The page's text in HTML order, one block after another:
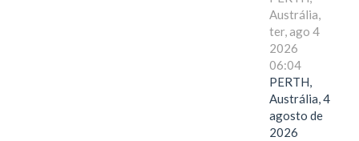
Austrália,
ter, ago 4
2026
06:04
PERTH,
Austrália, 4 de
agosto de
2026